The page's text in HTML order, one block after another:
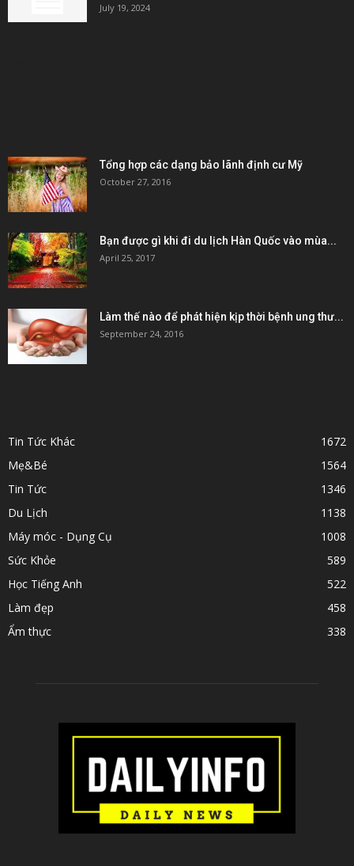
July 19, 2024
Tổng hợp các dạng bảo lãnh định cư Mỹ
October 27, 2016
Bạn được gì khi đi du lịch Hàn Quốc vào mùa...
April 25, 2017
Làm thế nào để phát hiện kịp thời bệnh ung thư...
September 24, 2016
Tin Tức Khác
1672
Mẹ&Bé
1564
Tin Tức
1346
Du Lịch
1138
Máy móc - Dụng Cụ
1008
Sức Khỏe
589
Học Tiếng Anh
522
Làm đẹp
458
Ẩm thực
338